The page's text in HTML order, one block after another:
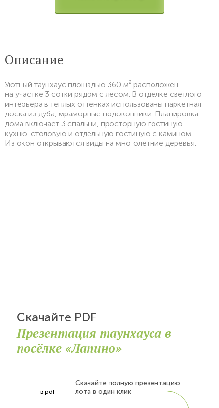
Описание
Уютный таунхаус площадью 360 м² расположен
на участке 3 сотки рядом с лесом. В отделке светлого
интерьера в теплых оттенках использованы паркетная
доска из дуба, мраморные подоконники. Планировка
дома включает 3 спальни, просторную гостиную-
кухню-столовую и отдельную гостиную с камином.
Из окон открываются виды на многолетние деревья.
Скачайте PDF
Презентация таунхауса в
посёлке «Лапино»
в pdf
Скачайте полную презентацию
лота в один клик